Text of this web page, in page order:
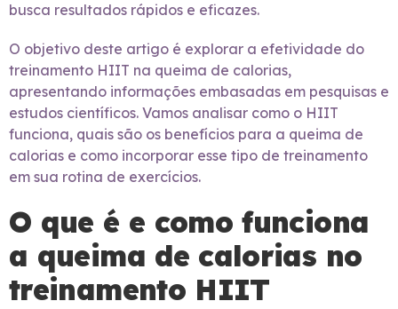
busca resultados rápidos e eficazes.
O objetivo deste artigo é explorar a efetividade do
treinamento HIIT na queima de calorias,
apresentando informações embasadas em pesquisas e
estudos científicos. Vamos analisar como o HIIT
funciona, quais são os benefícios para a queima de
calorias e como incorporar esse tipo de treinamento
em sua rotina de exercícios.
O que é e como funciona
a queima de calorias no
treinamento HIIT